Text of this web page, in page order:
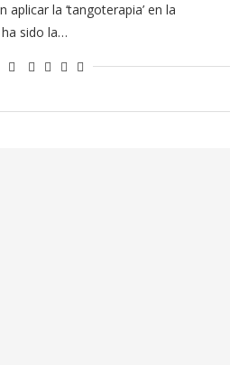
aplicar la ‘tangoterapia’ en la
sido la…